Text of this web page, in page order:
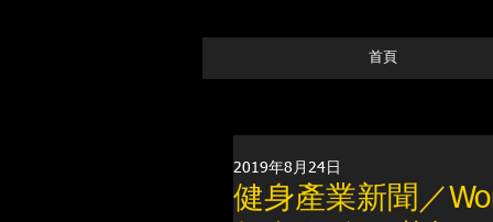
首頁
健身產業新聞／
2019年8月24日